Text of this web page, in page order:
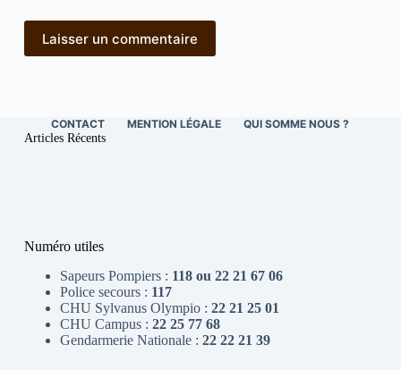
Laisser un commentaire
CONTACT MENTION LÉGALE QUI SOMME NOUS ?
Articles Récents
Numéro utiles
Sapeurs Pompiers : 118 ou 22 21 67 06
Police secours : 117
CHU Sylvanus Olympio : 22 21 25 01
CHU Campus : 22 25 77 68
Gendarmerie Nationale : 22 22 21 39